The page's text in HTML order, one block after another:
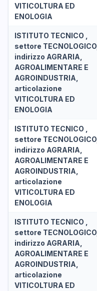
VITICOLTURA ED
ENOLOGIA
ISTITUTO TECNICO ,
settore TECNOLOGICO,
indirizzo AGRARIA,
AGROALIMENTARE E
AGROINDUSTRIA,
articolazione
VITICOLTURA ED
ENOLOGIA
ISTITUTO TECNICO ,
settore TECNOLOGICO,
indirizzo AGRARIA,
AGROALIMENTARE E
AGROINDUSTRIA,
articolazione
VITICOLTURA ED
ENOLOGIA
ISTITUTO TECNICO ,
settore TECNOLOGICO,
indirizzo AGRARIA,
AGROALIMENTARE E
AGROINDUSTRIA,
articolazione
VITICOLTURA ED